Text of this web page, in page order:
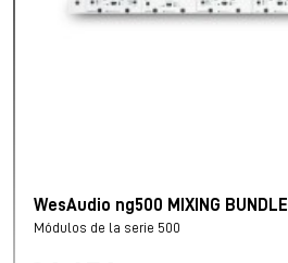
WesAudio ng500 MIXING BUNDLE
Módulos de la serie 500